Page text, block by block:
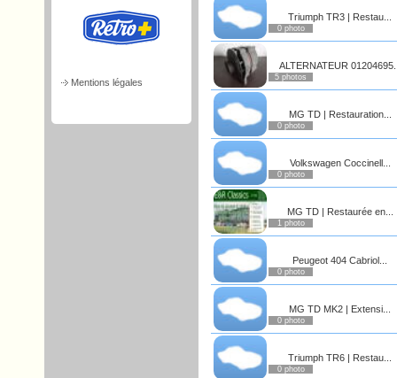
Mentions légales
Triumph TR3 | Restau...
0 photo
ALTERNATEUR
5 photos
MG TD | Restauration...
0 photo
Volkswagen Coccinell...
0 photo
MG TD | Restaurée en...
1 photo
Peugeot 404 Cabriol...
0 photo
MG TD MK2 | Extensi...
0 photo
Triumph TR6 | Restau...
0 photo